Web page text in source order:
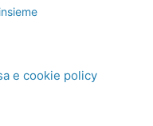
e cookie policy